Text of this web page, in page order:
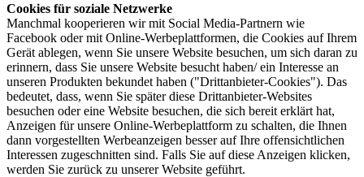
Cookies für soziale Netzwerke
Manchmal kooperieren wir mit Social Media-Partnern wie
Facebook oder mit Online-Werbeplattformen, die Cookies auf Ihrem
Gerät ablegen, wenn Sie unsere Website besuchen, um sich daran zu
erinnern, dass Sie unsere Website besucht haben/ ein Interesse an
unseren Produkten bekundet haben ("Drittanbieter-Cookies"). Das
bedeutet, dass, wenn Sie später diese Drittanbieter-Websites
besuchen oder eine Website besuchen, die sich bereit erklärt hat,
Anzeigen für unsere Online-Werbeplattform zu schalten, die Ihnen
dann vorgestellten Werbeanzeigen besser auf Ihre offensichtlichen
Interessen zugeschnitten sind. Falls Sie auf diese Anzeigen klicken,
werden Sie zurück zu unserer Website geführt.